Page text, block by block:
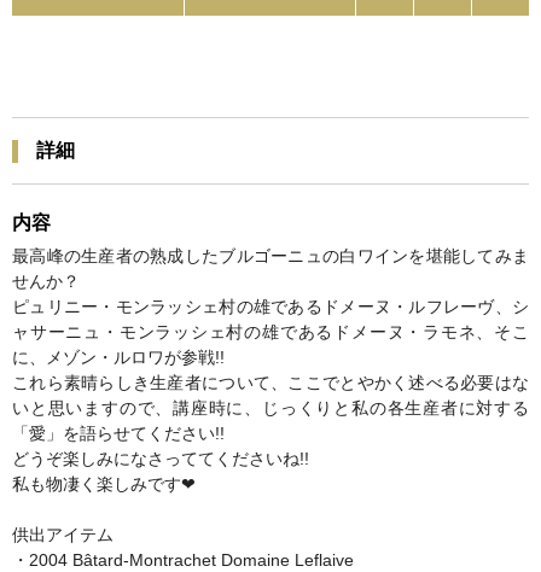
詳細
内容
最高峰の生産者の熟成したブルゴーニュの白ワインを堪能してみま
せんか？
ピュリニー・モンラッシェ村の雄であるドメーヌ・ルフレーヴ、シ
ャサーニュ・モンラッシェ村の雄であるドメーヌ・ラモネ、そこ
に、メゾン・ルロワが参戦!!
これら素晴らしき生産者について、ここでとやかく述べる必要はな
いと思いますので、講座時に、じっくりと私の各生産者に対する
「愛」を語らせてください!!
どうぞ楽しみになさっててくださいね!!
私も物凄く楽しみです❤
供出アイテム
・2004 Bâtard-Montrachet Domaine Leflaive